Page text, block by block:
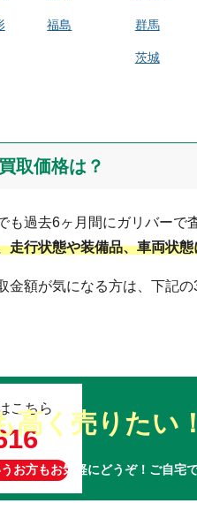
福島 群馬
茨城
取価格は？
も過去6ヶ月間にガリバーで
走行状態や装備品、車両状
金額が気になる方は、下記
高く売りたい！
お方もお気軽にどうぞ！ご自宅
こちら